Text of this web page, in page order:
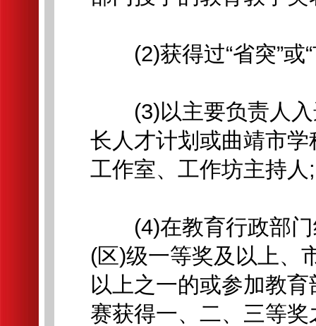
(2)获得过“省突”或“
(3)以主要负责人入
长人才计划或曲靖市
工作室、工作坊主持人;
(4)在教育行政部门
(区)级一等奖及以上、
以上之一的或参加教
赛获得一、二、三等奖